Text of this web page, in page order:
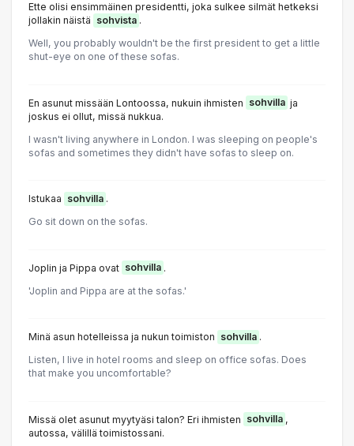
Ette olisi ensimmäinen presidentti, joka sulkee silmät hetkeksi
jollakin näistä sohvista .
Well, you probably wouldn't be the first president to get a little
shut-eye on one of these sofas.
En asunut missään Lontoossa, nukuin ihmisten sohvilla ja
joskus ei ollut, missä nukkua.
I wasn't living anywhere in London. I was sleeping on people's
sofas and sometimes they didn't have sofas to sleep on.
Istukaa sohvilla .
Go sit down on the sofas.
Joplin ja Pippa ovat sohvilla .
'Joplin and Pippa are at the sofas.'
Minä asun hotelleissa ja nukun toimiston sohvilla .
Listen, I live in hotel rooms and sleep on office sofas. Does
that make you uncomfortable?
Missä olet asunut myytyäsi talon? Eri ihmisten sohvilla ,
autossa, välillä toimistossani.